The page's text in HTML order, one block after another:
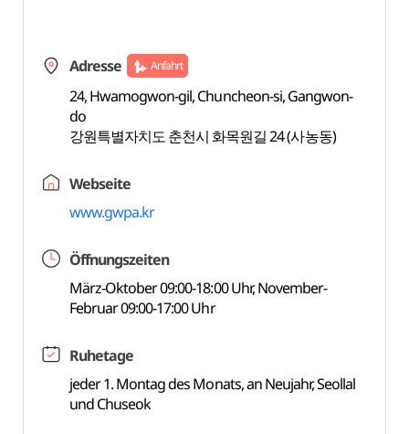
Adresse Anfahrt
24, Hwamogwon-gil, Chuncheon-si, Gangwon-
do
강원특별자치도 춘천시 화목원길 24 (사농동)
Webseite
www.gwpa.kr
Öffnungszeiten
März-Oktober 09:00-18:00 Uhr, November-
Februar 09:00-17:00 Uhr
Ruhetage
jeder 1. Montag des Monats, an Neujahr, Seollal
und Chuseok